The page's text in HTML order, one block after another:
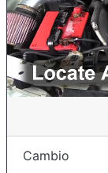
Cambio